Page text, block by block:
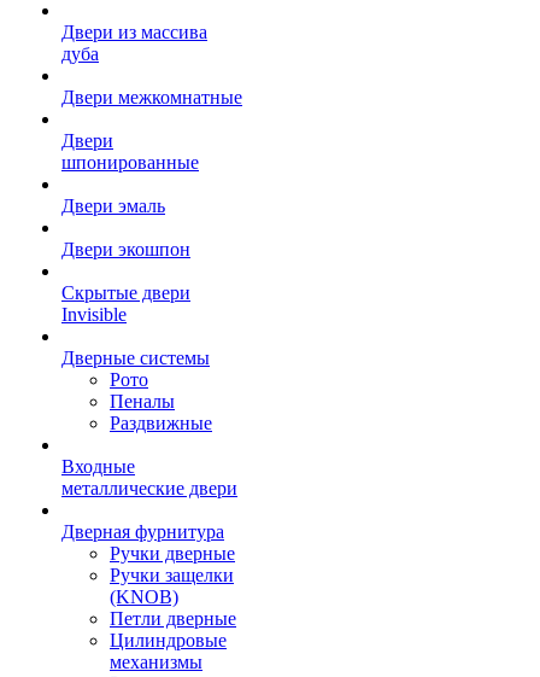
Двери из массива
дуба
Двери межкомнатные
Двери
шпонированные
Двери эмаль
Двери экошпон
Скрытые двери
Invisible
Дверные системы
Рото
Пеналы
Раздвижные
Входные
металлические двери
Дверная фурнитура
Ручки дверные
Ручки защелки
(KNOB)
Петли дверные
Цилиндровые
механизмы